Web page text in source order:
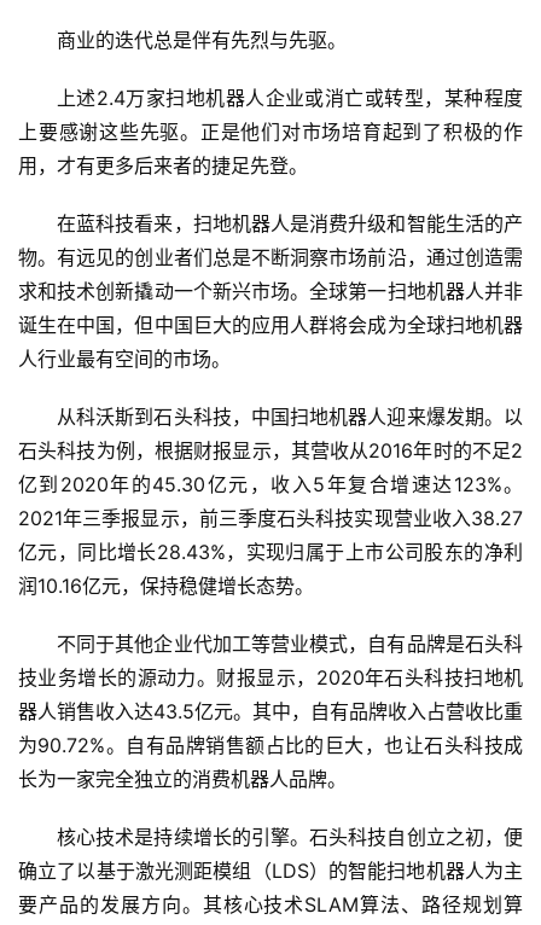
创
数
说
新
新
商
专
栏
商业的迭代总是伴有先烈与先驱。
上述2.4万家扫地机器人企业或消亡或转型，某种程度
上要感谢这些先驱。正是他们对市场培育起到了积极的作
用，才有更多后来者的捷足先登。
在蓝科技看来，扫地机器人是消费升级和智能生活的产
物。有远见的创业者们总是不断洞察市场前沿，通过创造需
求和技术创新撬动一个新兴市场。全球第一扫地机器人并非
诞生在中国，但中国巨大的应用人群将会成为全球扫地机器
人行业最有空间的市场。
从科沃斯到石头科技，中国扫地机器人迎来爆发期。以
石头科技为例，根据财报显示，其营收从2016年时的不足2
亿到2020年的45.30亿元，收入5年复合增速达123%。
2021年三季报显示，前三季度石头科技实现营业收入38.27
亿元，同比增长28.43%，实现归属于上市公司股东的净利
润10.16亿元，保持稳健增长态势。
不同于其他企业代加工等营业模式，自有品牌是石头科
技业务增长的源动力。财报显示，2020年石头科技扫地机
器人销售收入达43.5亿元。其中，自有品牌收入占营收比重
为90.72%。自有品牌销售额占比的巨大，也让石头科技成
长为一家完全独立的消费机器人品牌。
核心技术是持续增长的引擎。石头科技自创立之初，便
确立了以基于激光测距模组（LDS）的智能扫地机器人为主
要产品的发展方向。其核心技术SLAM算法、路径规划算